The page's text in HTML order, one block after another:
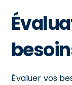
Évaluer vos